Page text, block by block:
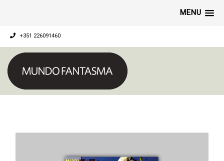
MENU
+351 226091460